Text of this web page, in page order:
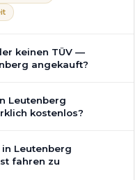
keinen TÜV —
angekauft?
TÜV oder
in Leutenberg an. Der
berücksichtigen
Nachfrage für eine
Leutenberg
kostenlos?
und unverbindlich. Wir
Ausstattung,
Leutenberg
fahren zu